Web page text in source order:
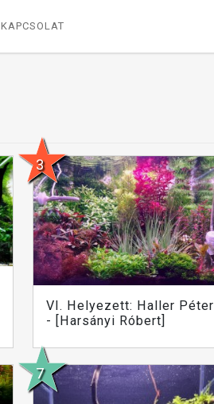
KAPCSOLAT
VI. Helyezett: Haller Péter
- [Harsányi Róbert]